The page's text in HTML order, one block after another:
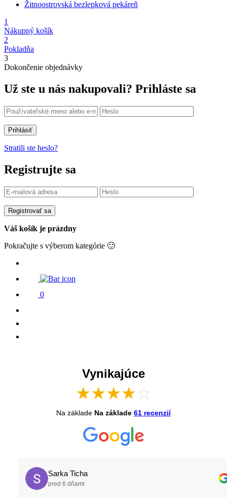
Žitnoostrovská bezlepková pekáreň
1
Nákupný košík
2
Pokladňa
3
Dokončenie objednávky
Už ste u nás nakupovali? Prihláste sa
Prihlásiť
Stratili ste heslo?
Registrujte sa
Registrovať sa
Váš košík je prázdny
Pokračujte s výberom kategórie 🙂
0
Vynikajúce
★★★★☆
Na základe Na základe 61 recenzií
Sarka Ticha
pred 6 dňami